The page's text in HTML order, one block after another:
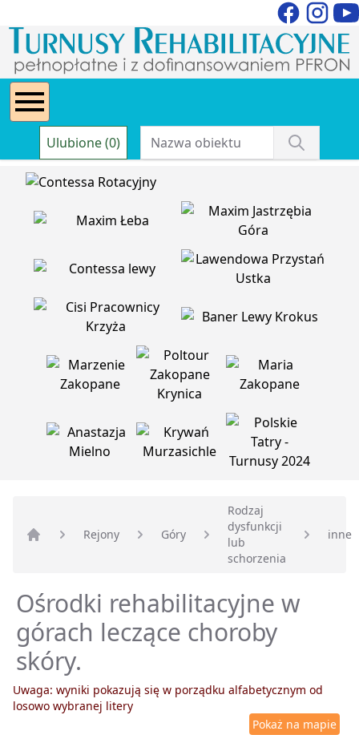
Ulubione (0)
Rejony Góry
Rodzaj
dysfunkcji
lub
schorzenia
inne
Ośrodki rehabilitacyjne w
górach leczące choroby
skóry.
Uwaga: wyniki pokazują się w porządku alfabetycznym od
losowo wybranej litery
Pokaż na mapie